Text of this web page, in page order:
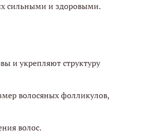
сильными и здоровыми.
и укрепляют структуру
волосяных фолликулов,
волос.